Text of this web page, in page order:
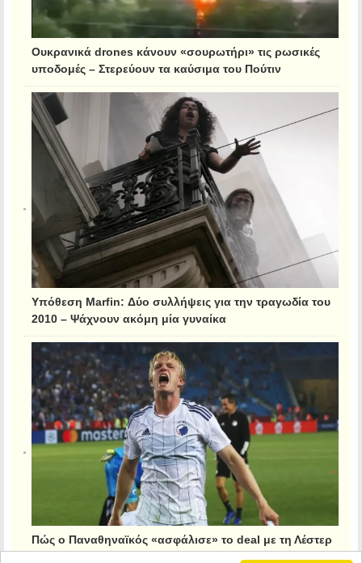
Ουκρανικά drones κάνουν «σουρωτήρι» τις ρωσικές
υποδομές – Στερεύουν τα καύσιμα του Πούτιν
Υπόθεση Marfin: Δύο συλλήψεις για την τραγωδία του
2010 – Ψάχνουν ακόμη μία γυναίκα
Πώς ο Παναθηναϊκός «ασφάλισε» το deal με τη Λέστερ